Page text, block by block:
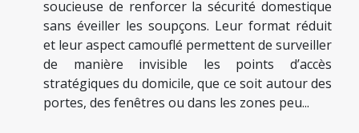
soucieuse de renforcer la sécurité domestique
sans éveiller les soupçons. Leur format réduit
et leur aspect camouflé permettent de surveiller
de manière invisible les points d’accès
stratégiques du domicile, que ce soit autour des
portes, des fenêtres ou dans les zones peu...